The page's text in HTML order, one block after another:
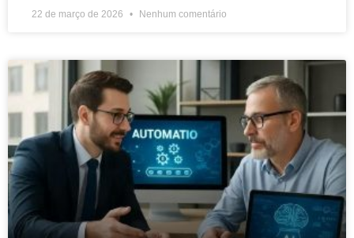
22 de março de 2026 Nenhum comentário